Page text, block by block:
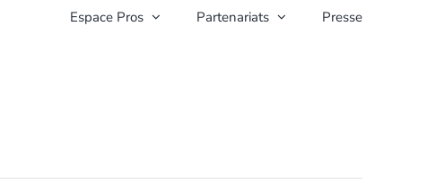
Espace Pros Partenariats Presse